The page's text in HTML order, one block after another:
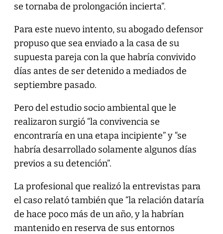
se tornaba de prolongación incierta”.
Para este nuevo intento, su abogado defensor
propuso que sea enviado a la casa de su
supuesta pareja con la que habría convivido
días antes de ser detenido a mediados de
septiembre pasado.
Pero del estudio socio ambiental que le
realizaron surgió “la convivencia se
encontraría en una etapa incipiente” y “se
habría desarrollado solamente algunos días
previos a su detención”.
La profesional que realizó la entrevistas para
el caso relató también que “la relación dataría
de hace poco más de un año, y la habrían
mantenido en reserva de sus entornos